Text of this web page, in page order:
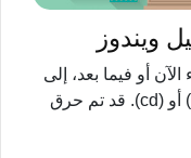
ويندوز
أو فيما بعد، إلى
إسطوانة (Bootable) سواء كانت (dvd) أو (cd). قد تم حرق